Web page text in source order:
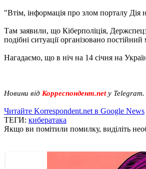
"Втім, інформація про злом порталу Дія
Там заявили, що Кіберполіція,
подібні ситуації організовано
Нагадаємо, що в ніч на 14 січня на
Новини від Корреспондент.netу Telegram.
Читайте Korrespondent.net в Google News
ТЕГИ: кибератака
Якщо ви помітили помилку, виділіть